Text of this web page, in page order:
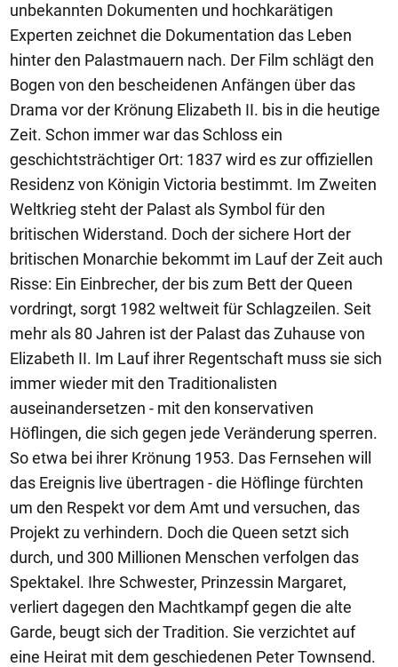
unbekannten Dokumenten und hochkarätigen
Experten zeichnet die Dokumentation das Leben
hinter den Palastmauern nach. Der Film schlägt den
Bogen von den bescheidenen Anfängen über das
Drama vor der Krönung Elizabeth II. bis in die heutige
Zeit. Schon immer war das Schloss ein
geschichtsträchtiger Ort: 1837 wird es zur offiziellen
Residenz von Königin Victoria bestimmt. Im Zweiten
Weltkrieg steht der Palast als Symbol für den
britischen Widerstand. Doch der sichere Hort der
britischen Monarchie bekommt im Lauf der Zeit auch
Risse: Ein Einbrecher, der bis zum Bett der Queen
vordringt, sorgt 1982 weltweit für Schlagzeilen. Seit
mehr als 80 Jahren ist der Palast das Zuhause von
Elizabeth II. Im Lauf ihrer Regentschaft muss sie sich
immer wieder mit den Traditionalisten
auseinandersetzen - mit den konservativen
Höflingen, die sich gegen jede Veränderung sperren.
So etwa bei ihrer Krönung 1953. Das Fernsehen will
das Ereignis live übertragen - die Höflinge fürchten
um den Respekt vor dem Amt und versuchen, das
Projekt zu verhindern. Doch die Queen setzt sich
durch, und 300 Millionen Menschen verfolgen das
Spektakel. Ihre Schwester, Prinzessin Margaret,
verliert dagegen den Machtkampf gegen die alte
Garde, beugt sich der Tradition. Sie verzichtet auf
eine Heirat mit dem geschiedenen Peter Townsend.